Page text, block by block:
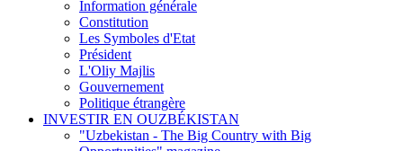
Information générale
Constitution
Les Symboles d'Etat
Président
L'Oliy Majlis
Gouvernement
Politique étrangère
INVESTIR EN OUZBÉKISTAN
"Uzbekistan - The Big Country with Big